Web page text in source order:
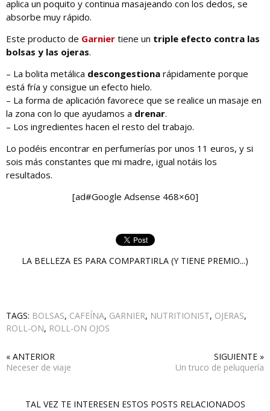
aplica un poquito y continua masajeando con los dedos, se
absorbe muy rápido.
Este producto de Garnier tiene un triple efecto contra las
bolsas y las ojeras.
– La bolita metálica descongestiona rápidamente porque
está fría y consigue un efecto hielo.
– La forma de aplicación favorece que se realice un masaje en
la zona con lo que ayudamos a drenar.
– Los ingredientes hacen el resto del trabajo.
Lo podéis encontrar en perfumerías por unos 11 euros, y si
sois más constantes que mi madre, igual notáis los
resultados.
[ad#Google Adsense 468×60]
LA BELLEZA ES PARA COMPARTIRLA (Y TIENE PREMIO...)
TAGS: BOLSAS, CAFEÍNA, GARNIER, NUTRITIONIST, OJERAS,
ROLL-ON, ROLL-ON OJOS
« ANTERIOR
Neceser de viaje
SIGUIENTE »
Un truco de peluquería
TAL VEZ TE INTERESEN ESTOS POSTS RELACIONADOS